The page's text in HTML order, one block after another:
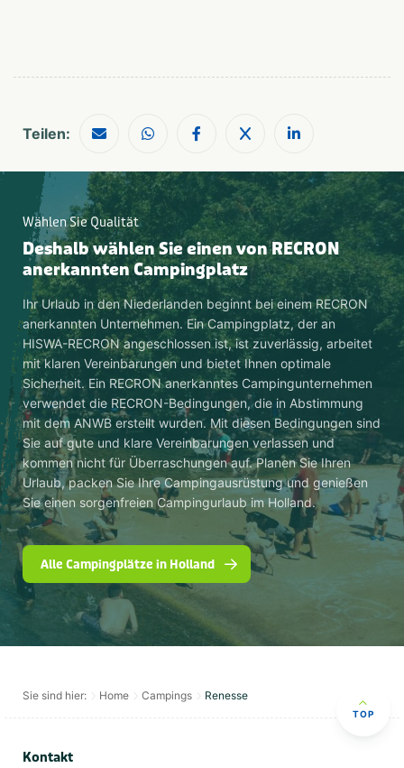
Teilen:
Wählen Sie Qualität
Deshalb wählen Sie einen von RECRON
anerkannten Campingplatz
Ihr Urlaub in den Niederlanden beginnt bei einem RECRON
anerkannten Unternehmen. Ein Campingplatz, der an
HISWA-RECRON angeschlossen ist, ist zuverlässig, arbeitet
mit klaren Vereinbarungen und bietet Ihnen optimale
Sicherheit. Ein RECRON anerkanntes Campingunternehmen
verwendet die RECRON-Bedingungen, die in Abstimmung
mit dem ANWB erstellt wurden. Mit diesen Bedingungen sind
Sie auf gute und klare Vereinbarungen verlassen und
kommen nicht für Überraschungen auf. Planen Sie Ihren
Urlaub, packen Sie Ihre Campingausrüstung und genießen
Sie einen sorgenfreien Campingurlaub im Holland.
Alle Campingplätze in Holland
Sie sind hier: Home Campings Renesse
TOP
Kontakt